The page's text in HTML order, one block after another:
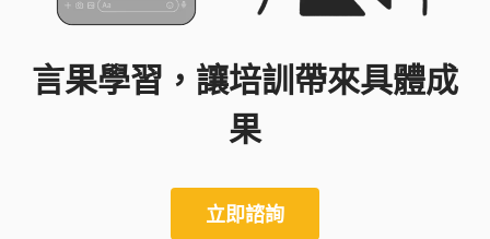
言果學習，讓培訓帶來具體成
果
立即諮詢